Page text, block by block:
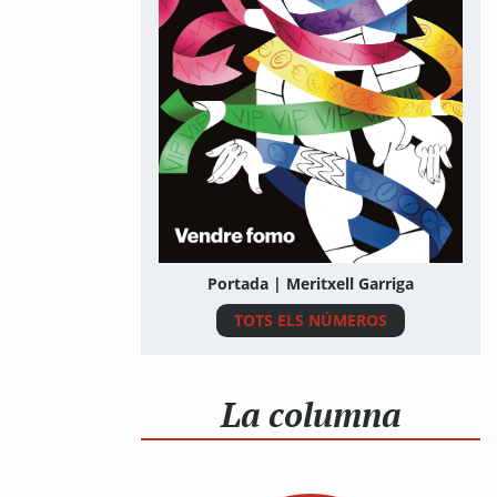
Portada | Meritxell Garriga
TOTS ELS NÚMEROS
La columna